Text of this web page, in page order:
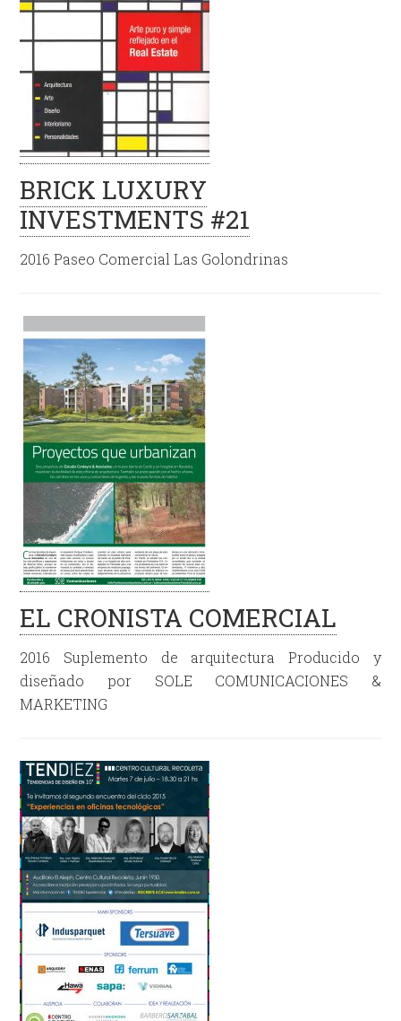
BRICK LUXURY
INVESTMENTS #21
2016 Paseo Comercial Las Golondrinas
EL CRONISTA COMERCIAL
2016 Suplemento de arquitectura Producido y
diseñado por SOLE COMUNICACIONES &
MARKETING